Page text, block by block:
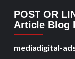
POST OR
Article Blog
mediadigital-